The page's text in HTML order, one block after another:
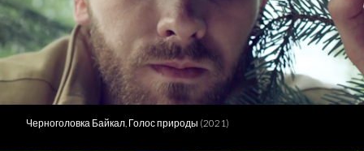
Черноголовка Байкал, Голос природы (2021)